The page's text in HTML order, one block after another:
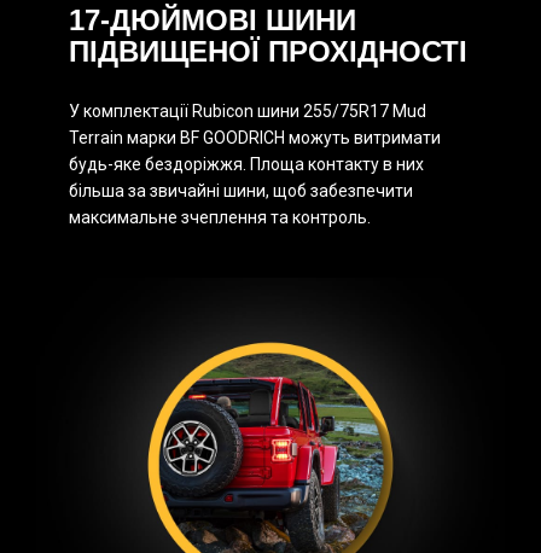
17-ДЮЙМОВІ ШИНИ
ПІДВИЩЕНОЇ ПРОХІДНОСТІ
У комплектації Rubicon шини 255/75R17 Mud
Terrain марки BF GOODRICH можуть витримати
будь-яке бездоріжжя. Площа контакту в них
більша за звичайні шини, щоб забезпечити
максимальне зчеплення та контроль.